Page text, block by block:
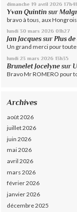
dimanche 19 avril 2026 17h41
Yvan Quintin sur
bravo à tous, aux
lundi 30 mars 2026 01h27
Jan Jacques surPlus de
Un grand merci pour
lundi 23 mars 2026 13h35
Brunelet Jocelyne sur
Bravo Mr ROMERO pour
Archives
août 2026
juillet 2026
juin 2026
mai 2026
avril 2026
mars 2026
février 2026
janvier 2026
décembre 2025